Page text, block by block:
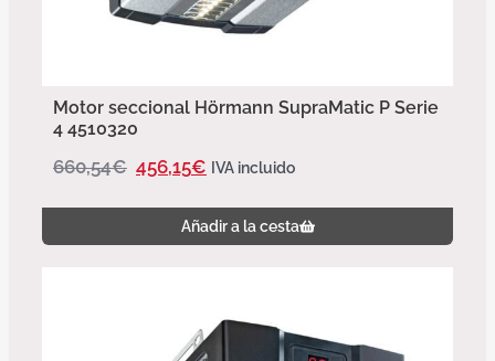
Motor seccional Hörmann SupraMatic P Serie
4 4510320
660,54€ 456,15€ IVA incluido
Añadir a la cesta